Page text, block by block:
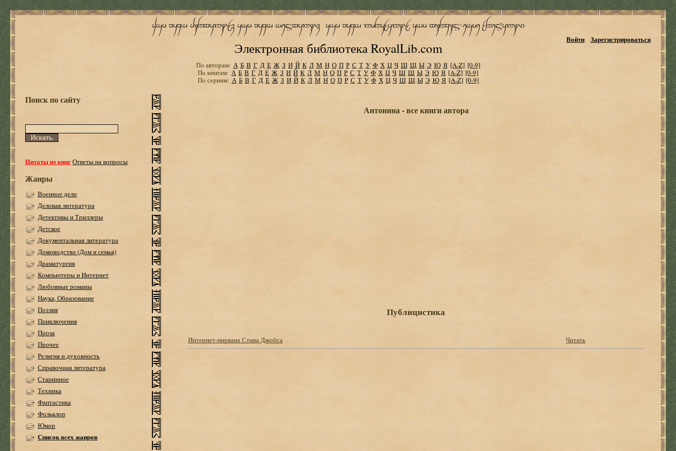
Электронная библиотека RoyalLib.com
Войти Зарегистрироваться
По авторам: А Б В Г Д Е Ж З И Й К Л М Н О П Р С Т У Ф Х Ц Ч Ш Щ Ы Э Ю Я [A-Z] [0-9]
По книгам: А Б В Г Д Е Ж З И Й К Л М Н О П Р С Т У Ф Х Ц Ч Ш Щ Ы Э Ю Я [A-Z] [0-9]
По сериям: А Б В Г Д Е Ж З И Й К Л М Н О П Р С Т У Ф Х Ц Ч Ш Щ Ы Э Ю Я [A-Z] [0-9]
Поиск по сайту
Цитаты из книгОтветы на вопросы
Жанры
Военное дело
Деловая литература
Детективы и Триллеры
Детское
Документальная литература
Домоводство (Дом и семья)
Драматургия
Компьютеры и Интернет
Любовные романы
Наука, Образование
Поэзия
Приключения
Проза
Прочее
Религия и духовность
Справочная литература
Старинное
Техника
Фантастика
Фольклор
Юмор
Список всех жанров
Антонина - все книги автора
Публицистика
Интернет-нирвана Стива Джобса Читать